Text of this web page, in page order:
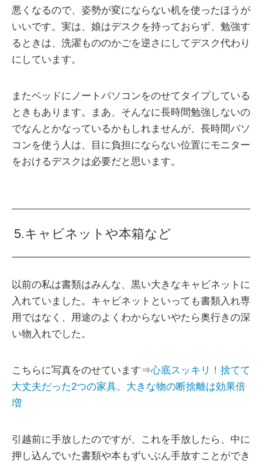
悪くなるので、姿勢が変にならない机を使ったほうが
いいです。実は、娘はデスクを持っておらず、勉強す
るときは、洗濯もののかごを逆さにしてデスク代わり
にしています。
またベッドにノートパソコンをのせてタイプしている
ときもあります。まあ、そんなに長時間勉強しないの
でなんとかなっているかもしれませんが、長時間パソ
コンを使う人は、目に負担にならない位置にモニター
をおけるデスクは必要だと思います。
5.キャビネットや本箱など
以前の私は書類はみんな、黒い大きなキャビネットに
入れていました。キャビネットといっても書類入れ専
用ではなく、用途のよくわからないやたら奥行きの深
い物入れでした。
こちらに写真をのせています⇒心底スッキリ！捨てて
大丈夫だった2つの家具。大きな物の断捨離は効果倍
増
引越前に手放したのですが、これを手放したら、中に
押し込んでいた書類や本もずいぶん手放すことができ